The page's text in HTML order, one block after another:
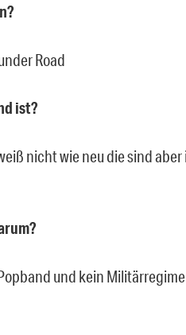
Road
ist?
nicht wie neu die sind
und kein